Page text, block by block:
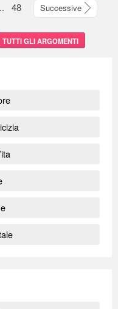
48 Successive
TUTTI GLI ARGOMENTI